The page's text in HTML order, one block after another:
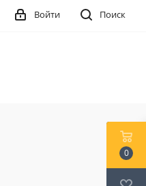
Поиск
Войти
0